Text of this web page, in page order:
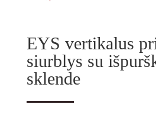
EYS vertikalus
siurblys su
sklende